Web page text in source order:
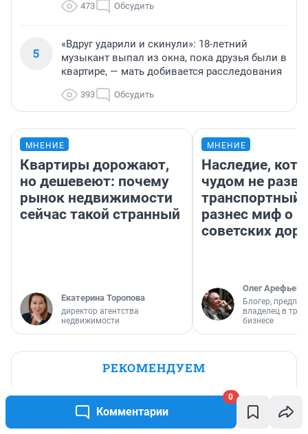
Комментарии
0
473 Обсудить
5
«Вдруг ударили и скинули»: 18-летний
музыкант выпал из окна, пока друзья были в
квартире, — мать добивается расследования
393 Обсудить
МНЕНИЕ
Квартиры дорожают,
но дешевеют: почему
рынок недвижимости
сейчас такой странный
Екатерина Торопова
директор агентства
недвижимости
МНЕНИЕ
Наследие,
чудом не
транспортный
разнес миф о
советских
Олег Арефьев
Блогер,
владелец в
бизнесе
РЕКОМЕНДУЕМ
Уважал иноагентов и размещал
фривольные картинки: эксклюзивные
подробности задержания в